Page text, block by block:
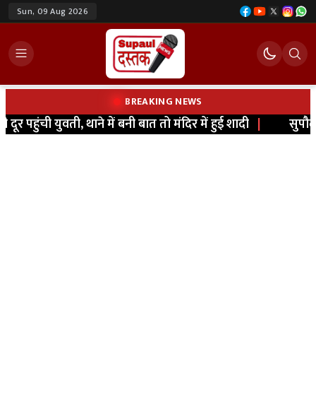
Sun, 09 Aug 2026
BREAKING NEWS
युवती, थाने में बनी बात तो मंदिर में हुई शादी | सुपौल: